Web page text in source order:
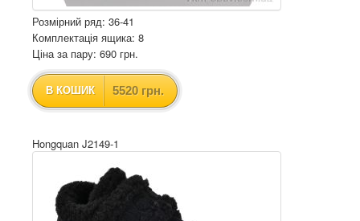
Розмірний ряд: 36-41
Комплектація ящика: 8
Ціна за пару: 690 грн.
В КОШИК 5520 грн.
Hongquan J2149-1